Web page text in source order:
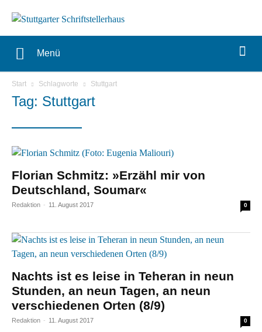
Menü
Start Schlagworte Stuttgart
Tag: Stuttgart
Florian Schmitz: »Erzähl mir von
Deutschland, Soumar«
Redaktion - 11. August 2017 0
Nachts ist es leise in Teheran in neun
Stunden, an neun Tagen, an neun
verschiedenen Orten (8/9)
Redaktion - 11. August 2017 0